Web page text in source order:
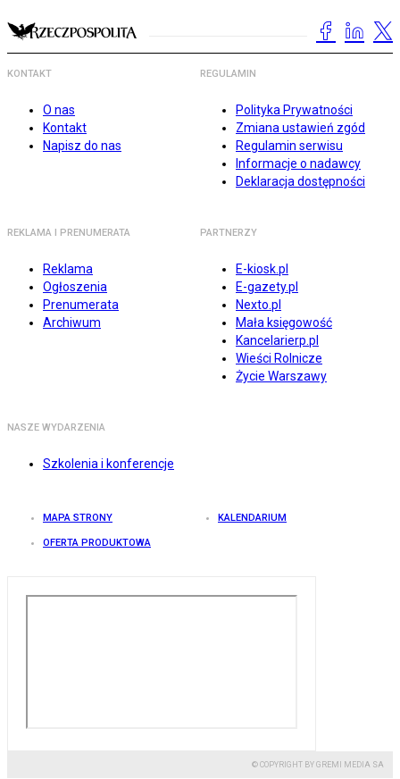
KONTAKT
O nas
Kontakt
Napisz do nas
REGULAMIN
Polityka Prywatności
Zmiana ustawień zgód
Regulamin serwisu
Informacje o nadawcy
Deklaracja dostępności
REKLAMA I PRENUMERATA
Reklama
Ogłoszenia
Prenumerata
Archiwum
PARTNERZY
E-kiosk.pl
E-gazety.pl
Nexto.pl
Mała księgowość
Kancelarierp.pl
Wieści Rolnicze
Życie Warszawy
NASZE WYDARZENIA
Szkolenia i konferencje
MAPA STRONY KALENDARIUM
OFERTA PRODUKTOWA
© COPYRIGHT BY GREMI MEDIA SA